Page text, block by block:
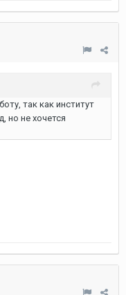
так как институт
но не хочется